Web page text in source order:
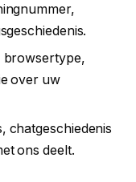
browsertype,
over uw
chatgeschiedenis
ons deelt.